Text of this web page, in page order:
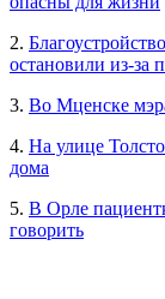
2.
остановили из-за
3. Во Мценске
4. На улице
дома
5. В Орле
говорить